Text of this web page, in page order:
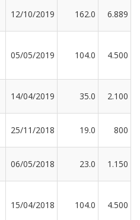
12/10/2019 162.0 6.889
05/05/2019 104.0 4.500
14/04/2019 35.0 2.100
25/11/2018 19.0 800
06/05/2018 23.0 1.150
15/04/2018 104.0 4.500